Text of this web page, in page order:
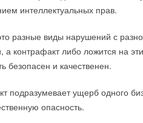
интеллектуальных прав.
разные виды нарушений с
а контрафакт либо ложится на
безопасен и качественен.
подразумевает ущерб одного
опасность.
как «Солнце»),
Земле со стационарного
передачу с самолета. По словам
расстояние от 5 до 7 км.
солнечной энергии в космосе,
E-mail *